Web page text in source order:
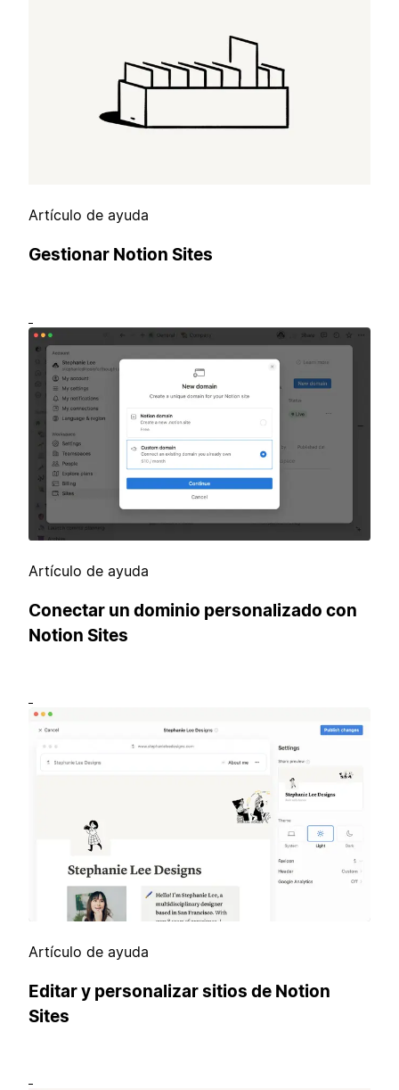
Artículo de ayuda
Gestionar Notion Sites
Artículo de ayuda
Conectar un dominio personalizado con
Notion Sites
Artículo de ayuda
Editar y personalizar sitios de Notion
Sites